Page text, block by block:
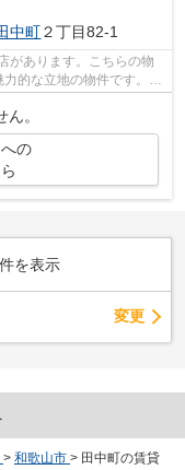
中町２丁目82-1
があります。こちらの物
的な立地の物件です。落
。
の
件を表示
変更
> 和歌山市 > 田中町の賃貸